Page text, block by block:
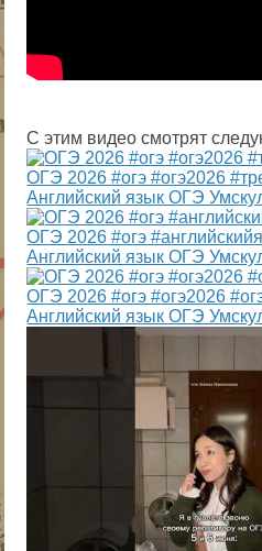
С этим видео смотрят
ОГЭ 2026 #огэ #огэ2026
Английский язык ОГЭ
ОГЭ 2026 #огэ
Английский язык ОГЭ
ОГЭ 2026 #огэ #огэ2026
Английский язык ОГЭ